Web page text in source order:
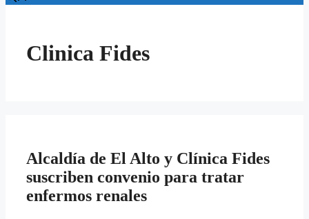
Clinica Fides
Alcaldía de El Alto y Clínica Fides
suscriben convenio para tratar
enfermos renales